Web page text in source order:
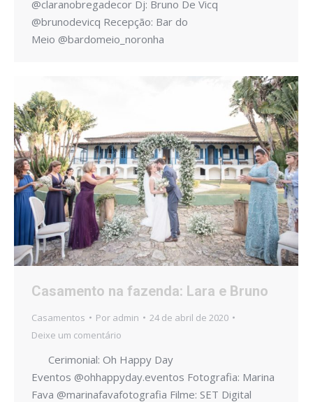
@claranobregadecor Dj: Bruno De Vicq
@brunodevicq Recepção: Bar do
Meio @bardomeio_noronha
Casamento na fazenda: Lara e Bruno
Casamentos Por admin
24 de abril de 2020
Deixe um comentário
Cerimonial: Oh Happy Day
Eventos @ohhappyday.eventos Fotografia: Marina
Fava @marinafavafotografia Filme: SET Digital